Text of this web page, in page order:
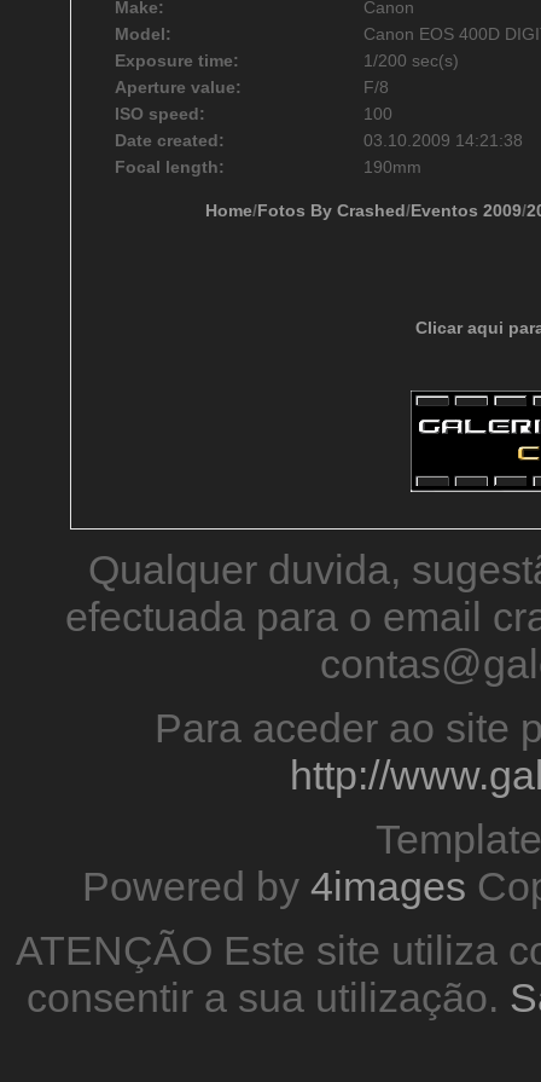
Make:
Canon
Model:
Canon EOS 400D
Exposure time:
1/200 sec(s)
Aperture value:
F/8
ISO speed:
100
Date created:
03.10.2009 14:21:38
Focal length:
190mm
Home/Fotos By Crashed/Eventos 2009/
Clicar aqui
Qualquer duvida,
efectuada para o email
Para aceder ao site
http://
Powered by 4images
ATENÇÃO Este site utiliza
consentir a sua utilização.